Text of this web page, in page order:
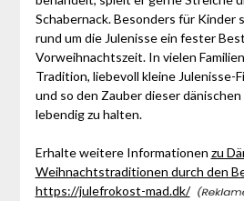
Schabernack. Besonders für Kinder
rund um die Julenisse ein fester
Vorweihnachtszeit. In vielen
Tradition, liebevoll kleine Julenisse-
und so den Zauber dieser
lebendig zu halten.
Erhalte weitere Informationen zu
Weihnachtstraditionen durch den
https://julefrokost-mad.dk/